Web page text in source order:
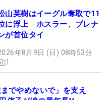
ロテスト合格者のアン
「イ・ボミ」と書い
久手市の自宅から家族
・ブリヂストンレディ
ミとの初めての出会
た。楽しそうにプレー
山英樹はイーグル奪取で11
に浮上 ホスラー、ブレナ
が首位タイ
年8月9日 (日) 08時53分
1
までやめないで」を支え